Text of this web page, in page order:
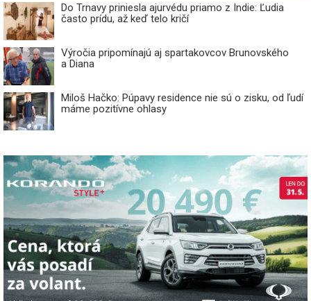
Do Trnavy priniesla ajurvédu priamo z Indie: Ľudia
často prídu, až keď telo kričí
Výročia pripomínajú aj spartakovcov Brunovského
a Diana
Miloš Hačko: Púpavy residence nie sú o zisku, od ľudí
máme pozitívne ohlasy